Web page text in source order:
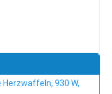
930 W,